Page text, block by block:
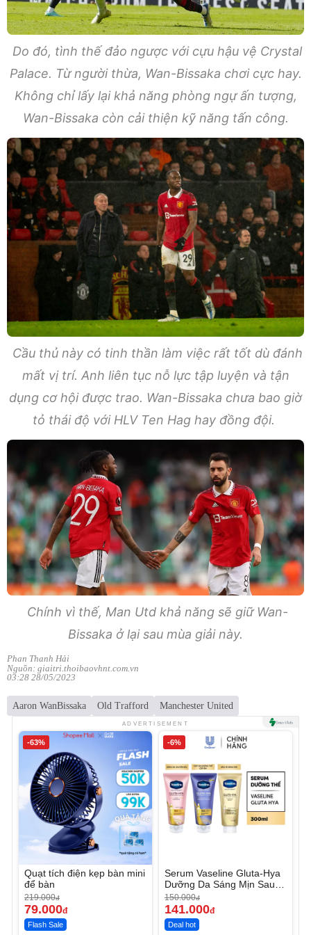
Do đó, tình thế đảo ngược với cựu hậu vệ Crystal
Palace. Từ người thừa, Wan-Bissaka chơi cực hay.
Không chỉ lấy lại khả năng phòng ngự ấn tượng,
Wan-Bissaka còn cải thiện kỹ năng tấn công.
Cầu thủ này có tinh thần làm việc rất tốt dù đánh
mất vị trí. Anh liên tục nỗ lực tập luyện và tận
dụng cơ hội được trao. Wan-Bissaka chưa bao giờ
tỏ thái độ với HLV Ten Hag hay đồng đội.
Chính vì thế, Man Utd khả năng sẽ giữ Wan-
Bissaka ở lại sau mùa giải này.
Phan Thanh Hải
Nguồn: giaitri.thoibaovhnt.com.vn
03:28 28/05/2023
Aaron WanBissaka Old Trafford Manchester United
ADVERTISEMENT
-63%
Quạt tích điện kẹp bàn mini
để bàn
219.000đ
79.000đ
Flash Sale
-6%
Serum Vaseline Gluta-Hya
Dưỡng Da Sáng Mịn Sau 7
Ngày
150.000đ
141.000đ
Deal hot